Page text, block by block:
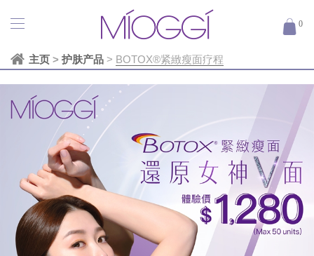
0
主页 > 护肤产品 > BOTOX®紧緻瘦面疗程